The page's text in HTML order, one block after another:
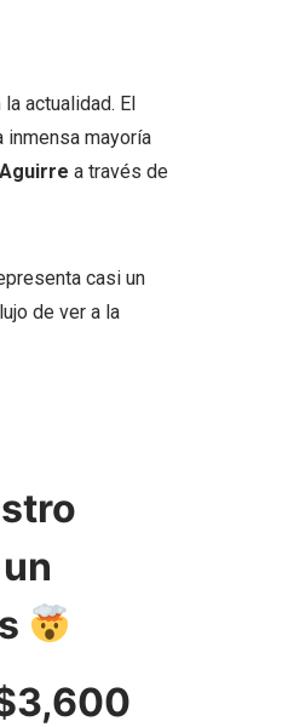
actualidad. El
inmensa mayoría
a través de
casi un
de ver a la